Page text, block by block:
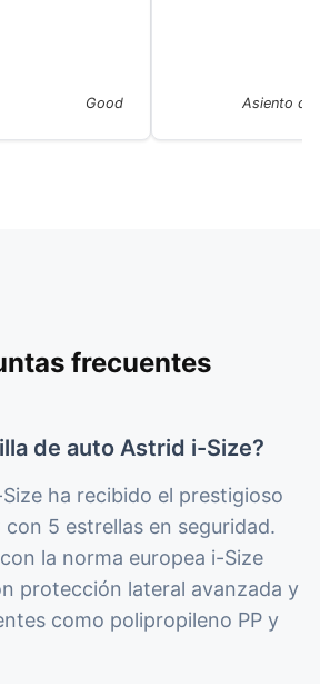
Good Asiento de
frecuentes
de auto Astrid i-Size?
ha recibido el prestigioso
5 estrellas en seguridad.
la norma europea i-Size
protección lateral avanzada y
como polipropileno PP y